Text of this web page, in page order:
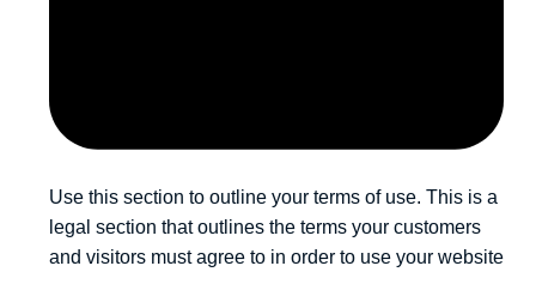
Use this section to outline your terms of use. This is a
legal section that outlines the terms your customers
and visitors must agree to in order to use your website